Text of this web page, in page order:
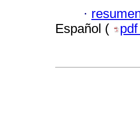
·
Español (
pdf